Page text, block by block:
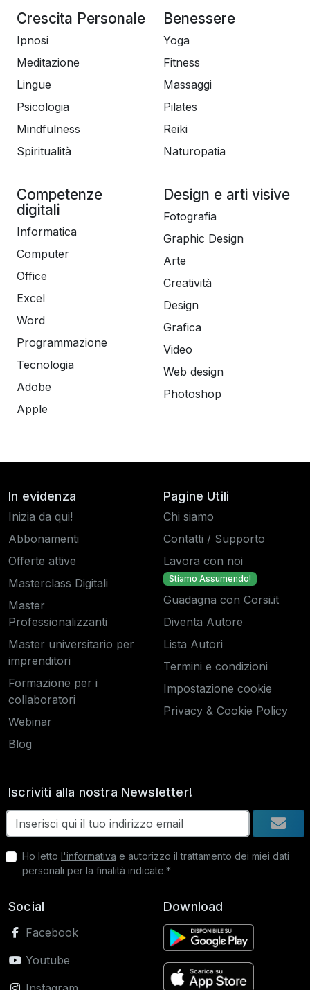
Crescita Personale
Ipnosi
Meditazione
Lingue
Psicologia
Mindfulness
Spiritualità
Benessere
Yoga
Fitness
Massaggi
Pilates
Reiki
Naturopatia
Competenze
digitali
Informatica
Computer
Office
Excel
Word
Programmazione
Tecnologia
Adobe
Apple
Design e arti visive
Fotografia
Graphic Design
Arte
Creatività
Design
Grafica
Video
Web design
Photoshop
In evidenza
Inizia da qui!
Abbonamenti
Offerte attive
Masterclass Digitali
Master
Professionalizzanti
Master universitario per
imprenditori
Formazione per i
collaboratori
Webinar
Blog
Pagine Utili
Chi siamo
Contatti / Supporto
Lavora con noi
Stiamo Assumendo!
Guadagna con Corsi.it
Diventa Autore
Lista Autori
Termini e condizioni
Impostazione cookie
Privacy & Cookie Policy
Iscriviti alla nostra Newsletter!
Ho letto l'informativa e autorizzo il trattamento dei miei dati
personali per la finalità indicate.*
Social
Facebook
Youtube
Download